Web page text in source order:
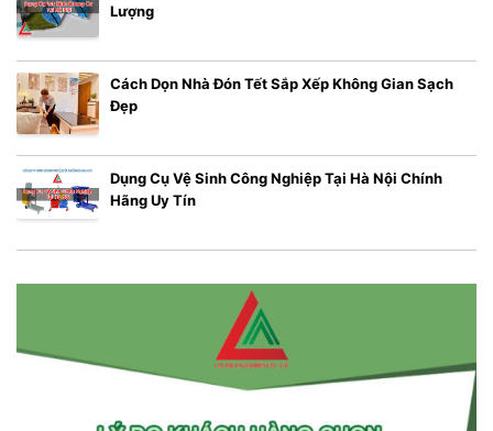
Lượng
Cách Dọn Nhà Đón Tết Sắp Xếp Không Gian Sạch
Đẹp
Dụng Cụ Vệ Sinh Công Nghiệp Tại Hà Nội Chính
Hãng Uy Tín